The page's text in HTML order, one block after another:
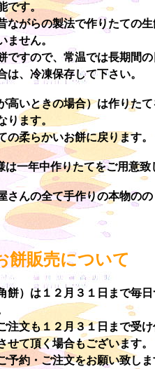
です。
ながらの製法で作りたての
ません。
ですので、常温では長期間の
は、冷凍保存して下さい。
高いときの場合）は作りた
ります。
の柔らかいお餅に戻ります。
一年中作りたてをご用意致
さんの全て手作りの本物の
餅販売について
餅）は１２月３１日まで毎
注文も１２月３１日まで受
せて頂く場合もございます。
予約・ご注文をお願い致しま